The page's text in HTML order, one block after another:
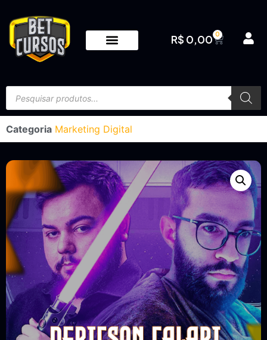
R$ 0,00 0
Categoria Marketing Digital